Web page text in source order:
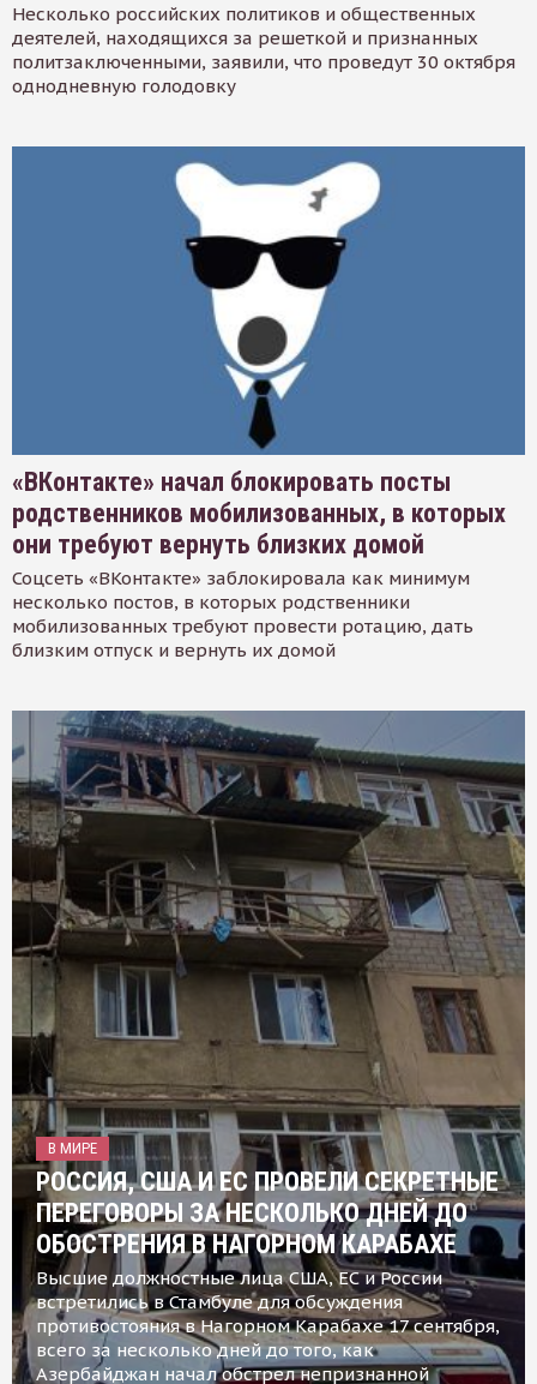
Несколько российских политиков и общественных
деятелей, находящихся за решеткой и признанных
политзаключенными, заявили, что проведут 30 октября
однодневную голодовку
«ВКонтакте» начал блокировать посты
родственников мобилизованных, в которых
они требуют вернуть близких домой
Соцсеть «ВКонтакте» заблокировала как минимум
несколько постов, в которых родственники
мобилизованных требуют провести ротацию, дать
близким отпуск и вернуть их домой
В МИРЕ
РОССИЯ, США И ЕС ПРОВЕЛИ СЕКРЕТНЫЕ
ПЕРЕГОВОРЫ ЗА НЕСКОЛЬКО ДНЕЙ ДО
ОБОСТРЕНИЯ В НАГОРНОМ КАРАБАХЕ
Высшие должностные лица США, ЕС и России
встретились в Стамбуле для обсуждения
противостояния в Нагорном Карабахе 17 сентября,
всего за несколько дней до того, как
Азербайджан начал обстрел непризнанной